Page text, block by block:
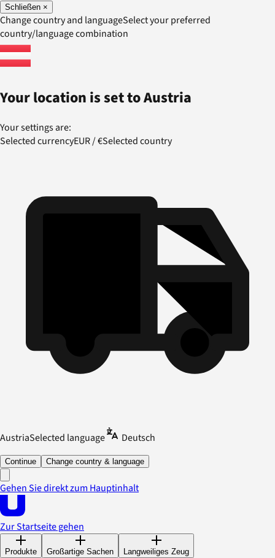
Schließen ×
Change country and languageSelect your preferred
country/language combination
Your location is set toAustria
Your settings are:
Selected currencyEUR/€Selected country
AustriaSelected language Deutsch
Continue Change country & language
Gehen Sie direkt zum Hauptinhalt
Zur Startseite gehen
Produkte Großartige Sachen Langweiliges Zeug